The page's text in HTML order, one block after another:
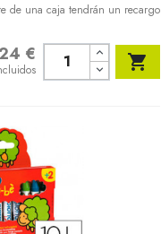
de una caja tendrán un recargo
€ 